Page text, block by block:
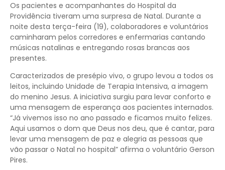
Os pacientes e acompanhantes do Hospital da
Providência tiveram uma surpresa de Natal. Durante a
noite desta terça-feira (19), colaboradores e voluntários
caminharam pelos corredores e enfermarias cantando
músicas natalinas e entregando rosas brancas aos
presentes.
Caracterizados de presépio vivo, o grupo levou a todos os
leitos, incluindo Unidade de Terapia Intensiva, a imagem
do menino Jesus. A iniciativa surgiu para levar conforto e
uma mensagem de esperança aos pacientes internados.
“Já vivemos isso no ano passado e ficamos muito felizes.
Aqui usamos o dom que Deus nos deu, que é cantar, para
levar uma mensagem de paz e alegria as pessoas que
vão passar o Natal no hospital” afirma o voluntário Gerson
Pires.